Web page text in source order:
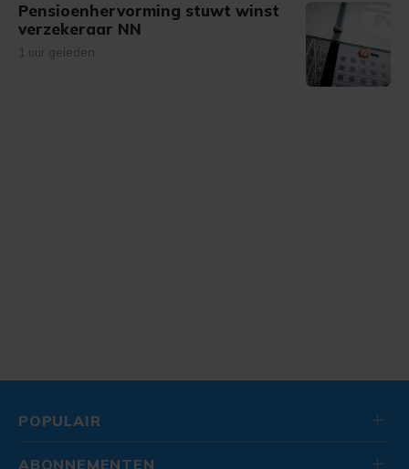
Pensioenhervorming stuwt winst
verzekeraar NN
1 uur geleden
POPULAIR
ABONNEMENTEN